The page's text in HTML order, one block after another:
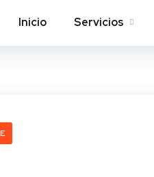
Inicio Servicios